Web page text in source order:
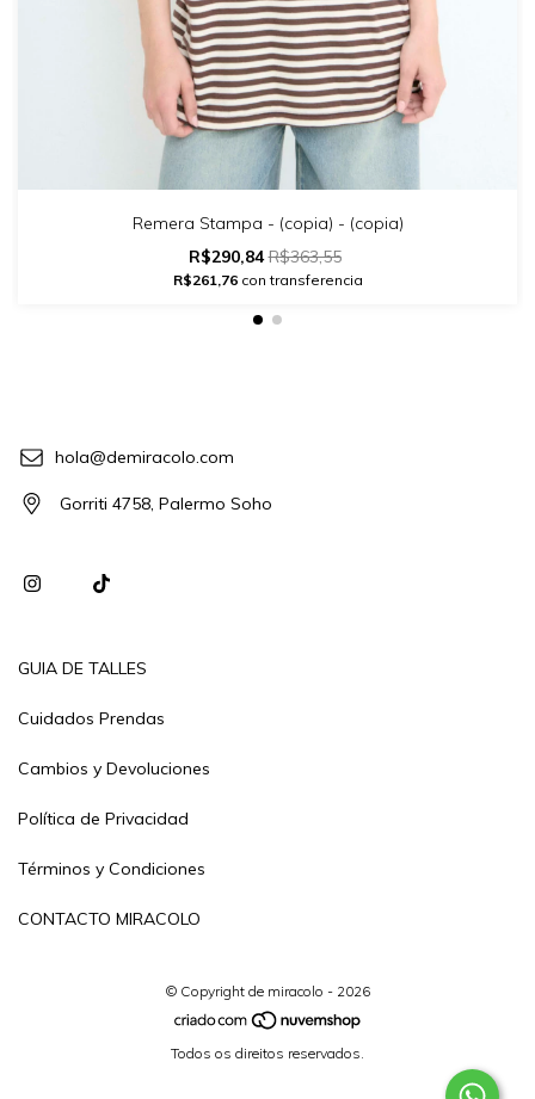
Remera Stampa - (copia) - (copia)
R$290,84R$363,55
R$261,76con transferencia
hola@demiracolo.com
Gorriti 4758, Palermo Soho
GUIA DE TALLES
Cuidados Prendas
Cambios y Devoluciones
Política de Privacidad
Términos y Condiciones
CONTACTO MIRACOLO
© Copyright de miracolo - 2026
Todos os direitos reservados.